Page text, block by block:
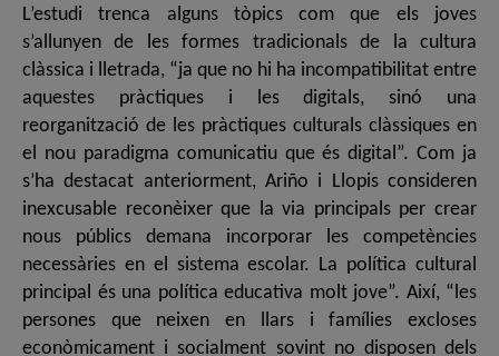
L’estudi trenca alguns tòpics com que els joves
s’allunyen de les formes tradicionals de la cultura
clàssica i lletrada, “ja que no hi ha incompatibilitat entre
aquestes pràctiques i les digitals, sinó una
reorganització de les pràctiques culturals clàssiques en
el nou paradigma comunicatiu que és digital”. Com ja
s’ha destacat anteriorment, Ariño i Llopis consideren
inexcusable reconèixer que la via principals per crear
nous públics demana incorporar les competències
necessàries en el sistema escolar. La política cultural
principal és una política educativa molt jove”. Així, “les
persones que neixen en llars i famílies excloses
econòmicament i socialment sovint no disposen dels